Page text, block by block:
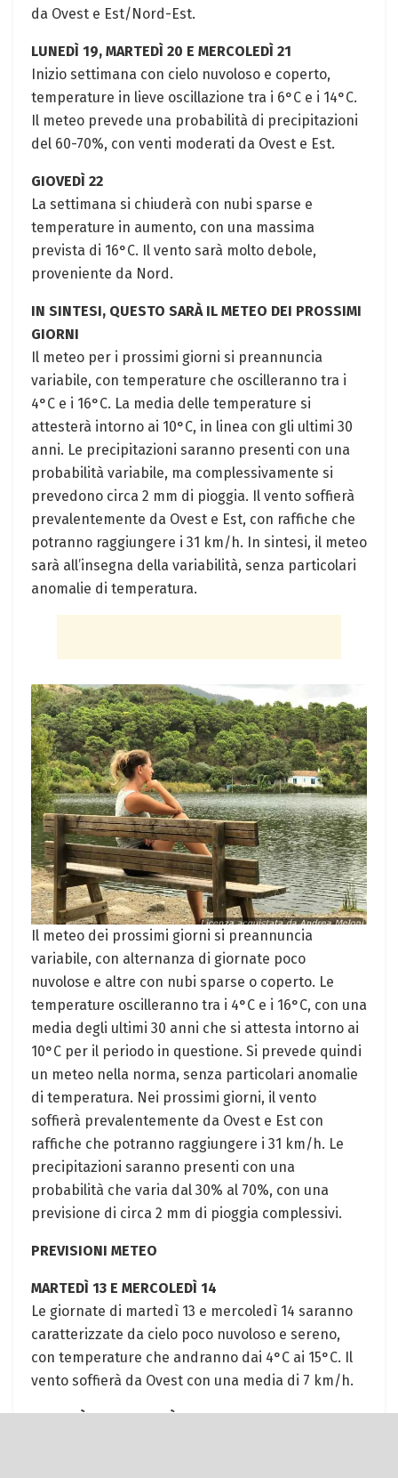
da Ovest e Est/Nord-Est.
LUNEDÌ 19, MARTEDÌ 20 E MERCOLEDÌ 21
Inizio settimana con cielo nuvoloso e coperto,
temperature in lieve oscillazione tra i 6°C e i 14°C.
Il meteo prevede una probabilità di precipitazioni
del 60-70%, con venti moderati da Ovest e Est.
GIOVEDÌ 22
La settimana si chiuderà con nubi sparse e
temperature in aumento, con una massima
prevista di 16°C. Il vento sarà molto debole,
proveniente da Nord.
IN SINTESI, QUESTO SARÀ IL METEO DEI PROSSIMI
GIORNI
Il meteo per i prossimi giorni si preannuncia
variabile, con temperature che oscilleranno tra i
4°C e i 16°C. La media delle temperature si
attesterà intorno ai 10°C, in linea con gli ultimi 30
anni. Le precipitazioni saranno presenti con una
probabilità variabile, ma complessivamente si
prevedono circa 2 mm di pioggia. Il vento soffierà
prevalentemente da Ovest e Est, con raffiche che
potranno raggiungere i 31 km/h. In sintesi, il meteo
sarà all’insegna della variabilità, senza particolari
anomalie di temperatura.
Il meteo dei prossimi giorni si preannuncia
variabile, con alternanza di giornate poco
nuvolose e altre con nubi sparse o coperto. Le
temperature oscilleranno tra i 4°C e i 16°C, con una
media degli ultimi 30 anni che si attesta intorno ai
10°C per il periodo in questione. Si prevede quindi
un meteo nella norma, senza particolari anomalie
di temperatura. Nei prossimi giorni, il vento
soffierà prevalentemente da Ovest e Est con
raffiche che potranno raggiungere i 31 km/h. Le
precipitazioni saranno presenti con una
probabilità che varia dal 30% al 70%, con una
previsione di circa 2 mm di pioggia complessivi.
PREVISIONI METEO
MARTEDÌ 13 E MERCOLEDÌ 14
Le giornate di martedì 13 e mercoledì 14 saranno
caratterizzate da cielo poco nuvoloso e sereno,
con temperature che andranno dai 4°C ai 15°C. Il
vento soffierà da Ovest con una media di 7 km/h.
GIOVEDÌ 15 E VENERDÌ 16